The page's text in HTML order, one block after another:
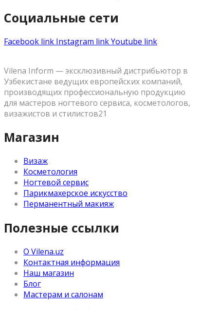
Социальные сети
Facebook link Instagram linkYoutube link
Vilena Inform — эксклюзивный дистрибьютор в
Узбекистане ведущих европейских компаний,
производящих профессиональную продукцию
для мастеров ногтевого сервиса, косметологов,
визажистов и стилистов21
Магазин
Визаж
Косметология
Ногтевой сервис
Парикмахерское искусство
Перманентный макияж
Полезные ссылки
О Vilena.uz
Контактная информация
Наш магазин
Блог
Мастерам и салонам